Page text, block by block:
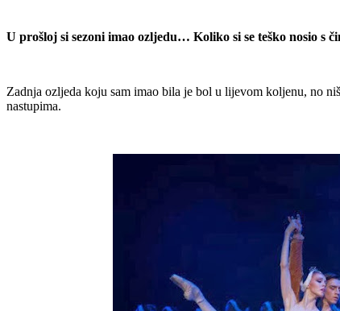
U prošloj si sezoni imao ozljedu… Koliko si se teško nosio s
Zadnja ozljeda koju sam imao bila je bol u lijevom koljenu, no
nastupima.